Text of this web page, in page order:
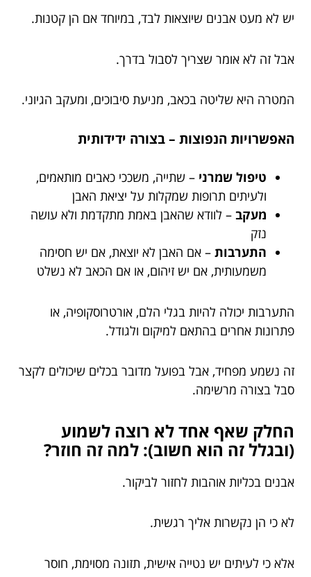
יש לא מעט אבנים שיוצאות לבד, במיוחד אם הן קטנות.
אבל זה לא אומר שצריך לסבול בדרך.
המטרה היא שליטה בכאב, מניעת סיבוכים, ומעקב הגיוני.
האפשרויות הנפוצות – בצורה ידידותית
טיפול שמרני – שתייה, משככי כאבים מותאמים,
ולעיתים תרופות שמקלות על יציאת האבן
מעקב – לוודא שהאבן באמת מתקדמת ולא עושה
נזק
התערבות – אם האבן לא יוצאת, אם יש חסימה
משמעותית, אם יש זיהום, או אם הכאב לא נשלט
התערבות יכולה להיות בגלי הלם, אורטרוסקופיה, או
פתרונות אחרים בהתאם למיקום ולגודל.
זה נשמע מפחיד, אבל בפועל מדובר בכלים שיכולים לקצר
סבל בצורה מרשימה.
החלק שאף אחד לא רוצה לשמוע
(ובגלל זה הוא חשוב): למה זה חוזר?
אבנים בכליות אוהבות לחזור לביקור.
לא כי הן נקשרות אליך רגשית.
אלא כי לעיתים יש נטייה אישית, תזונה מסוימת, חוסר